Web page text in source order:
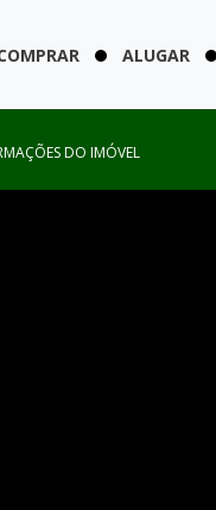
ALUGAR
DO IMÓVEL